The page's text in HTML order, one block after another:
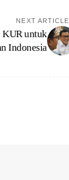
NEXT ARTICLE
KUR untuk
Indonesia